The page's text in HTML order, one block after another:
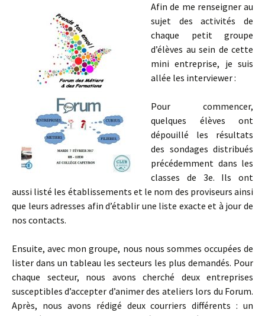
Afin de me renseigner au
sujet des activités de
chaque petit groupe
d’élèves au sein de cette
mini entreprise, je suis
allée les interviewer :
Pour commencer,
quelques élèves ont
dépouillé les résultats
des sondages distribués
précédemment dans les
classes de 3e. Ils ont
aussi listé les établissements et le nom des proviseurs ainsi
que leurs adresses afin d’établir une liste exacte et à jour de
nos contacts.
Ensuite, avec mon groupe, nous nous sommes occupées de
lister dans un tableau les secteurs les plus demandés. Pour
chaque secteur, nous avons cherché deux entreprises
susceptibles d’accepter d’animer des ateliers lors du Forum.
Après, nous avons rédigé deux courriers différents : un